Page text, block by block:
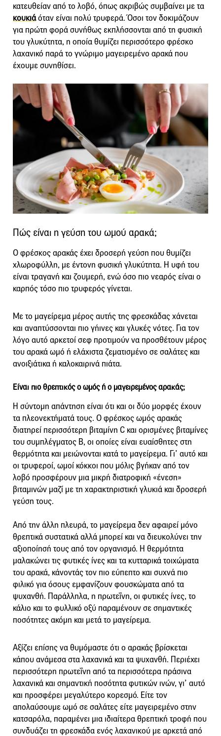
κατευθείαν από το λοβό, όπως ακριβώς συμβαίνει με τα
κουκιάόταν είναι πολύ τρυφερά. Όσοι τον δοκιμάζουν
για πρώτη φορά συνήθως εκπλήσσονται από τη φυσική
του γλυκύτητα, η οποία θυμίζει περισσότερο φρέσκο
λαχανικό παρά το γνώριμο μαγειρεμένο αρακά που
έχουμε συνηθίσει.
Πώς είναι η γεύση του ωμού αρακά;
Ο φρέσκος αρακάς έχει δροσερή γεύση που θυμίζει
χλωροφύλλη, με έντονη φυσική γλυκύτητα. Η υφή του
είναι τραγανή και ζουμερή, ενώ όσο πιο νεαρός είναι ο
καρπός τόσο πιο τρυφερός γίνεται.
Με το μαγείρεμα μέρος αυτής της φρεσκάδας χάνεται
και αναπτύσσονται πιο γήινες και γλυκές νότες. Για τον
λόγο αυτό αρκετοί σεφ προτιμούν να προσθέτουν μέρος
του αρακά ωμό ή ελάχιστα ζεματισμένο σε σαλάτες και
ανοιξιάτικα ή καλοκαιρινά πιάτα.
Είναι πιο θρεπτικός ο ωμός ή ο μαγειρεμένος αρακάς;
Η σύντομη απάντηση είναι ότι και οι δύο μορφές έχουν
τα πλεονεκτήματά τους. Ο φρέσκος ωμός αρακάς
διατηρεί περισσότερη βιταμίνη C και ορισμένες βιταμίνες
του συμπλέγματος Β, οι οποίες είναι ευαίσθητες στη
θερμότητα και μειώνονται κατά το μαγείρεμα. Γι’ αυτό και
οι τρυφεροί, ωμοί κόκκοι που μόλις βγήκαν από τον
λοβό προσφέρουν μια μικρή διατροφική «ένεση»
βιταμινών μαζί με τη χαρακτηριστική γλυκιά και δροσερή
γεύση τους.
Από την άλλη πλευρά, το μαγείρεμα δεν αφαιρεί μόνο
θρεπτικά συστατικά αλλά μπορεί και να διευκολύνει την
αξιοποίησή τους από τον οργανισμό. Η θερμότητα
μαλακώνει τις φυτικές ίνες και τα κυτταρικά τοιχώματα
του αρακά, κάνοντάς τον πιο εύπεπτο και συχνά πιο
φιλικό για όσους εμφανίζουν φουσκώματα από τα
ψυχανθή. Παράλληλα, η πρωτεΐνη, οι φυτικές ίνες, το
κάλιο και το φυλλικό οξύ παραμένουν σε σημαντικές
ποσότητες ακόμη και μετά το μαγείρεμα.
Αξίζει επίσης να θυμόμαστε ότι ο αρακάς βρίσκεται
κάπου ανάμεσα στα λαχανικά και τα ψυχανθή. Περιέχει
περισσότερη πρωτεΐνη από τα περισσότερα πράσινα
λαχανικά και σημαντική ποσότητα φυτικών ινών, γι’ αυτό
και προσφέρει μεγαλύτερο κορεσμό. Είτε τον
απολαύσουμε ωμό σε σαλάτες είτε μαγειρεμένο στην
κατσαρόλα, παραμένει μια ιδιαίτερα θρεπτική τροφή που
συνδυάζει τη φρεσκάδα ενός λαχανικού με αρκετά από